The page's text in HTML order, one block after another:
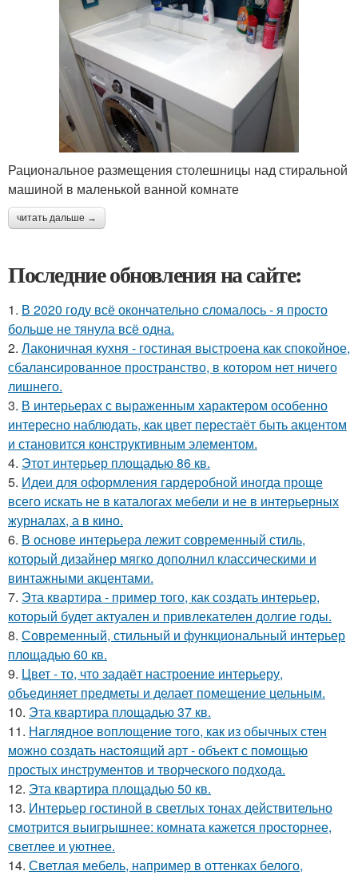
Рациональное размещения столешницы над стиральной
машиной в маленькой ванной комнате
читать дальше →
Последние обновления на сайте:
1. В 2020 году всё окончательно сломалось - я просто
больше не тянула всё одна.
2. Лаконичная кухня - гостиная выстроена как спокойное,
сбалансированное пространство, в котором нет ничего
лишнего.
3. В интерьерах с выраженным характером особенно
интересно наблюдать, как цвет перестаёт быть акцентом
и становится конструктивным элементом.
4. Этот интерьер площадью 86 кв.
5. Идеи для оформления гардеробной иногда проще
всего искать не в каталогах мебели и не в интерьерных
журналах, а в кино.
6. В основе интерьера лежит современный стиль,
который дизайнер мягко дополнил классическими и
винтажными акцентами.
7. Эта квартира - пример того, как создать интерьер,
который будет актуален и привлекателен долгие годы.
8. Современный, стильный и функциональный интерьер
площадью 60 кв.
9. Цвет - то, что задаёт настроение интерьеру,
объединяет предметы и делает помещение цельным.
10. Эта квартира площадью 37 кв.
11. Наглядное воплощение того, как из обычных стен
можно создать настоящий арт - объект с помощью
простых инструментов и творческого подхода.
12. Эта квартира площадью 50 кв.
13. Интерьер гостиной в светлых тонах действительно
смотрится выигрышнее: комната кажется просторнее,
светлее и уютнее.
14. Светлая мебель, например в оттенках белого,